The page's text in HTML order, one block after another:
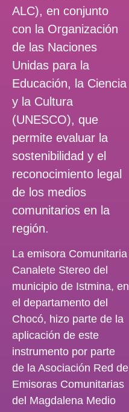
ALC), en conjunto
con la Organización
de las Naciones
Unidas para la
Educación, la Ciencia
y la Cultura
(UNESCO), que
permite evaluar la
sostenibilidad y el
reconocimiento legal
de los medios
comunitarios en la
región.
La emisora Comunitaria
Canalete Stereo del
municipio de Istmina, en
el departamento del
Chocó, hizo parte de la
aplicación de este
instrumento por parte
de la Asociación Red de
Emisoras Comunitarias
del Magdalena Medio